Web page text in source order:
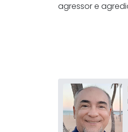
agressor e